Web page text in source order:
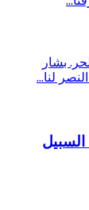
بشار
لنا...
بعنوان ، السبيل